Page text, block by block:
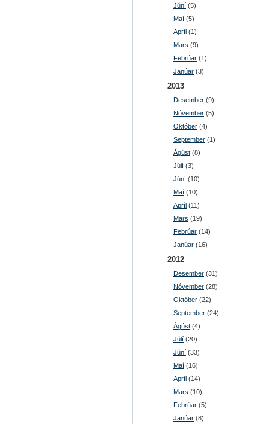
Júní (5)
Maí (5)
Apríl (1)
Mars (9)
Febrúar (1)
Janúar (3)
2013
Desember (9)
Nóvember (5)
Október (4)
September (1)
Ágúst (8)
Júlí (3)
Júní (10)
Maí (10)
Apríl (11)
Mars (19)
Febrúar (14)
Janúar (16)
2012
Desember (31)
Nóvember (28)
Október (22)
September (24)
Ágúst (4)
Júlí (20)
Júní (33)
Maí (16)
Apríl (14)
Mars (10)
Febrúar (5)
Janúar (8)